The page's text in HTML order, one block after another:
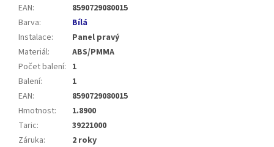
EAN:
8590729080015
Barva:
Bílá
Instalace:
Panel pravý
Materiál:
ABS/PMMA
Počet balení: 1
Balení:
1
EAN:
8590729080015
Hmotnost:
1.8900
Taric:
39221000
Záruka:
2 roky